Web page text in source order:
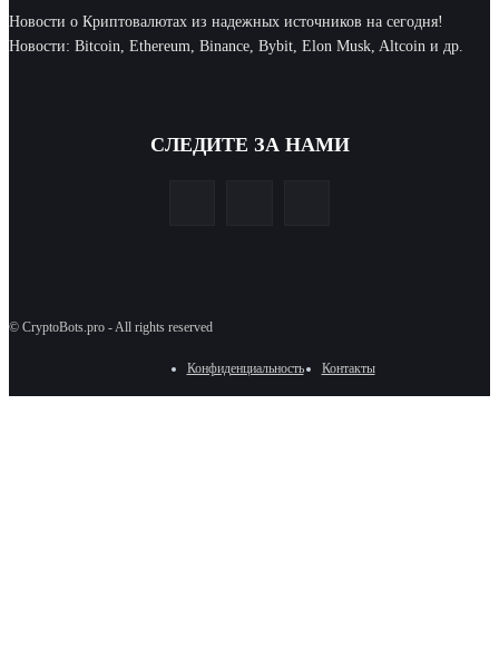
Новости о Криптовалютах из надежных источников на сегодня!
Новости: Bitcoin, Ethereum, Binance, Bybit, Elon Musk, Altcoin и др.
СЛЕДИТЕ ЗА НАМИ
© CryptoBots.pro - All rights reserved
Конфиденциальность Контакты